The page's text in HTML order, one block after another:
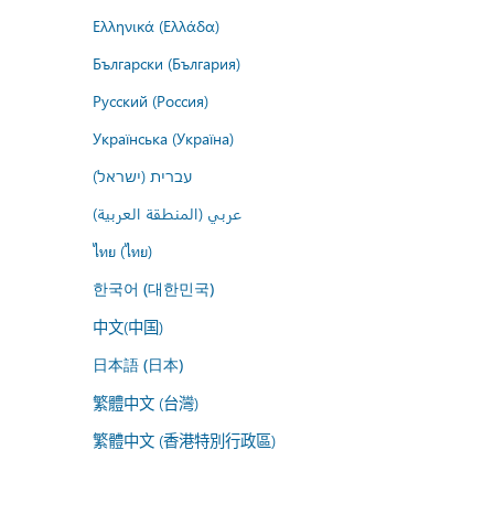
Ελληνικά (Ελλάδα)
Български (България)
Русский (Россия)
Українська (Україна)
עברית (ישראל)
عربي (المنطقة العربية)
ไทย (ไทย)
한국어 (대한민국)
中文(中国)
日本語 (日本)
繁體中文 (台灣)
繁體中文 (香港特別行政區)